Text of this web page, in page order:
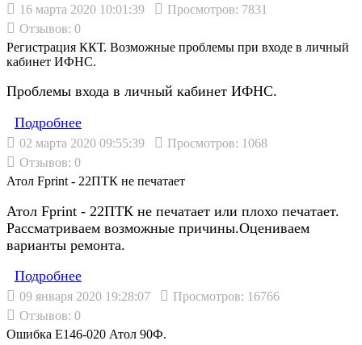
16 марта 2020 10:01:39
Просмотров: 7831
Отзывов: 0
Регистрация ККТ. Возможные проблемы при входе в личный
кабинет ИФНС.
Проблемы входа в личный кабинет ИФНС.
Подробнеe
02 марта 2020 09:55:39
Просмотров: 1068
Отзывов: 0
Атол Fprint - 22ПТК не печатает
Атол Fprint - 22ПТК не печатает или плохо печатает.
Рассматриваем возможные причины.Оцениваем
варианты ремонта.
Подробнеe
09 января 2020 19:28:07
Просмотров: 16766
Отзывов: 0
Ошибка Е146-020 Атол 90Ф.